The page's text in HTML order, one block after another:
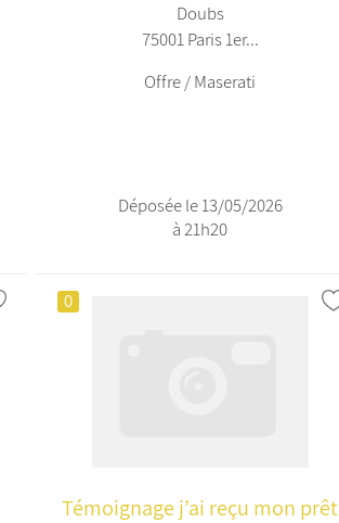
Doubs
75001 Paris 1er...
Offre / Maserati
Déposée le 13/05/2026
à 21h20
0
Témoignage j’ai reçu mon prêt